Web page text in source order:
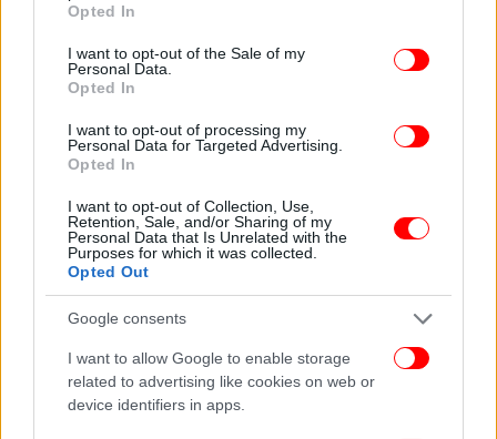
use your data for below specified purposes in below Google
consent section.
Opted In
I want to opt-out of the Sale of my
Personal Data.
Opted In
I want to opt-out of processing my
Personal Data for Targeted Advertising.
Opted In
I want to opt-out of Collection, Use,
Retention, Sale, and/or Sharing of my
Personal Data that Is Unrelated with the
Purposes for which it was collected.
Opted Out
Google consents
I want to allow Google to enable storage
related to advertising like cookies on web or
device identifiers in apps.
αυτή τη στιγμή είναι ότι αγαπιόμαστε κι είμαι
υπερευτυχισμένη».
Η πριγκίπισσα Μάρθα Λουίζ έχει συνηθίσει να
προκαλεί ντόρο με τις κινήσεις της. Έχει δεχθεί
φραστικά πυρά επειδή περιγράφει εαυτήν ως
Στέμματος στη Νορβηγία απεφάνθη ότι η
πριγκίπισσα δεν μπορεί να χρησιμοποιεί τον
βασιλικό της τίτλο για «εμπορικούς» σκοπούς.
Ποιος είναι ο σαμάνος που έκλεψε την καρδιά της
Νορβηγίδας πριγκίπισσας
Ο Βέρετ γεννήθηκε στο Σακραμέντο των ΗΠΑ το